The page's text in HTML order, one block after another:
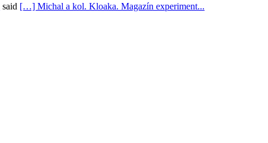
said […] Michal a kol. Kloaka. Magazín experiment...